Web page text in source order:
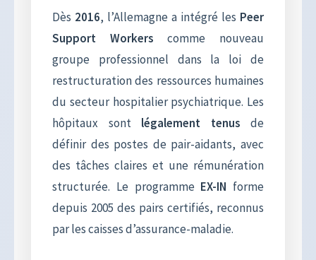
Dès 2016, l’Allemagne a intégré les Peer
Support Workers comme nouveau
groupe professionnel dans la loi de
restructuration des ressources humaines
du secteur hospitalier psychiatrique. Les
hôpitaux sont légalement tenus de
définir des postes de pair-aidants, avec
des tâches claires et une rémunération
structurée. Le programme EX-IN forme
depuis 2005 des pairs certifiés, reconnus
par les caisses d’assurance-maladie.